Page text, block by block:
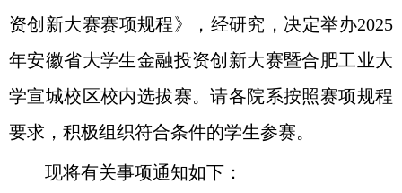
资创新大赛赛项规程》，经研究，决定举办2025
年安徽省大学生金融投资创新大赛暨合肥工业大
学宣城校区校内选拔赛。请各院系按照赛项规程
要求，积极组织符合条件的学生参赛。
现将有关事项通知如下：